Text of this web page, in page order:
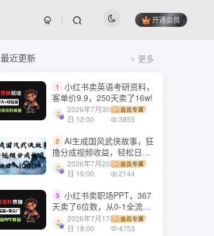
开通会员
最近更新 更多
1
小红书卖英语考研资料，
客单价9.9，250天卖了16w!
2026年7月30
日 12:00
会员专属
3855
2 AI生成国风武侠故事，狂
撸分成视频收益，轻松日入
1000+【可多平台分发】！
2026年7月20
日 16:00
会员专属
2144
3 小红书卖职场PPT，367
天卖了6位数，从0-1全流程
讲解2026年7月17
日 18:00
会员专属
4753